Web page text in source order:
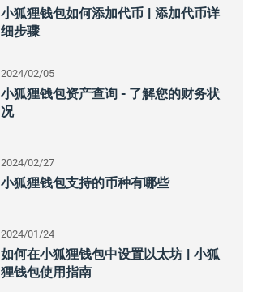
小狐狸钱包如何添加代币 | 添加代币详
细步骤
2024/02/05
小狐狸钱包资产查询 - 了解您的财务状
况
2024/02/27
小狐狸钱包支持的币种有哪些
2024/01/24
如何在小狐狸钱包中设置以太坊 | 小狐
狸钱包使用指南